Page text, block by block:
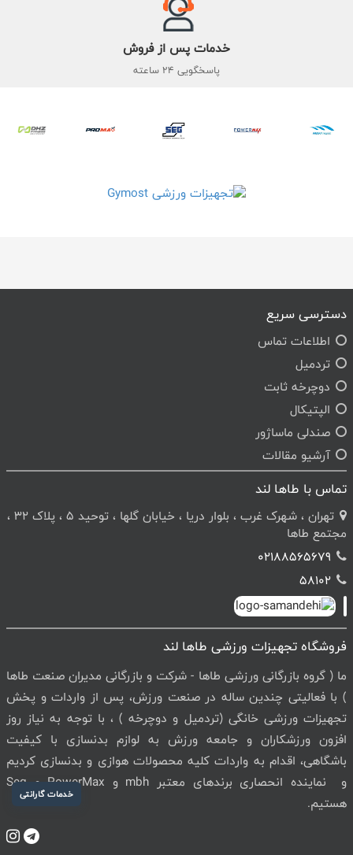
خدمات گارانتی
خدمات پس از فروش
پاسخگویی 24 ساعته
دسترسی سریع
اطلاعات تماس
تردمیل
دوچرخه ثابت
الپتیکال
صندلی ماساژور
آرشیو مقالات
تماس با طاها لند
تهران ، شهرک غرب ، بلوار دریا ، خیابان گلها ، توحید 5 ، پلاک 32 ،
مجتمع طاها
02188565679
58102
فروشگاه تجهیزات ورزشی طاها لند
ما ( گروه بازرگانی ورزشی طاها - شرکت و بازرگانی مدیران صنعت طاها
) با فعالیتی چندین ساله در صنعت ورزش، پس از واردات و پخش
تجهیزات ورزشی خانگی (تردمیل و دوچرخه ) ، با توجه به نیاز روز
افزون ورزشکاران و جامعه ورزش به لوازم بدنسازی با کیفیت
باشگاهی، اقدام به واردات کلیه محصولات هوازی و بدنسازی کردیم
و نماینده انحصاری برندهای معتبر mbh و PowerMax و Seg
هستیم.